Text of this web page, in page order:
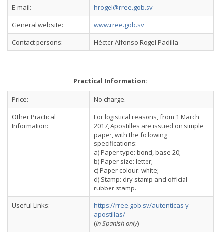
E-mail:
hrogel@rree.gob.sv
General website:
www.rree.gob.sv
Contact persons:
Héctor Alfonso Rogel Padilla
Practical Information:
Price:
No charge.
Other Practical
Information:
For logistical reasons, from 1 March
2017, Apostilles are issued on simple
paper, with the following
specifications:
a) Paper type: bond, base 20;
b) Paper size: letter;
c) Paper colour: white;
d) Stamp: dry stamp and official
rubber stamp.
Useful Links:
https://rree.gob.sv/autenticas-y-
apostillas/
(in Spanish only)